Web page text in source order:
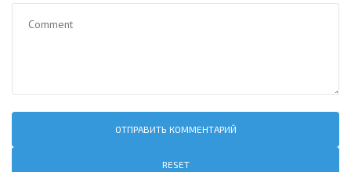
RESET